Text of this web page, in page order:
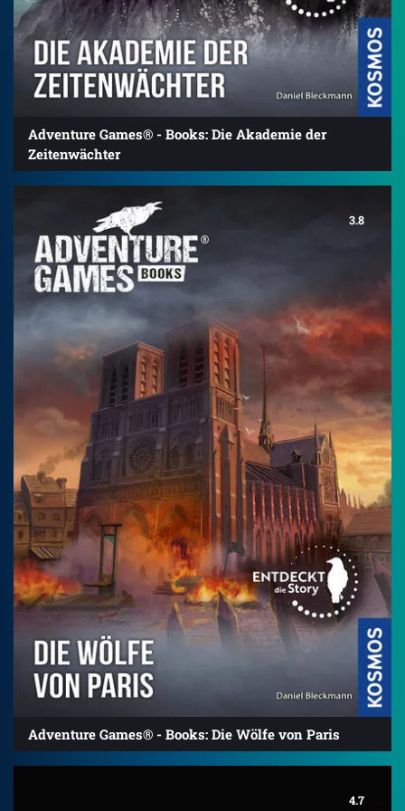
Adventure Games® - Books: Die Akademie der
Zeitenwächter
3.8
Adventure Games® - Books: Die Wölfe von Paris
4.7